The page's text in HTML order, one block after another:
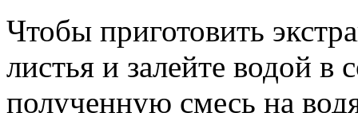
Чтобы приготовить
листья и залейте водой
полученную смесь на